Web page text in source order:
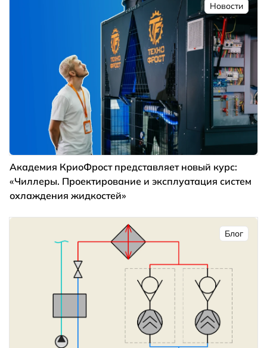
Новости
Академия КриоФрост представляет новый курс:
«Чиллеры. Проектирование и эксплуатация систем
охлаждения жидкостей»
Блог